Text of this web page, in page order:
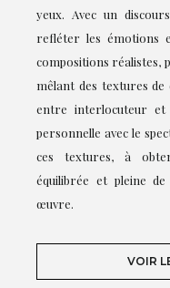
yeux. Avec un
refléter les émotions
compositions réalistes,
mêlant des textures
entre interlocuteur
personnelle avec le
ces textures, à
équilibrée et pleine
œuvre.
VOIR